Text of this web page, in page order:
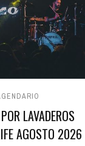
LAVADEROS
AGOSTO 2026